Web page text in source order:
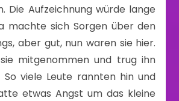
Die Aufzeichnung würde lange
machte sich Sorgen über den
aber gut, nun waren sie hier.
mitgenommen und trug ihn
viele Leute rannten hin und
etwas Angst um das kleine